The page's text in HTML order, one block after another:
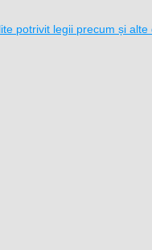
potrivit legii precum și